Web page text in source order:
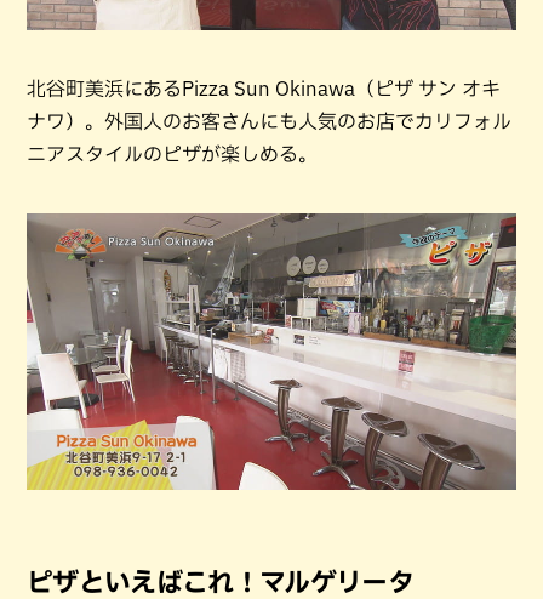
北谷町美浜にあるPizza Sun Okinawa（ピザ サン オキ
ナワ）。外国人のお客さんにも人気のお店でカリフォル
ニアスタイルのピザが楽しめる。
ピザといえばこれ！マルゲリータ